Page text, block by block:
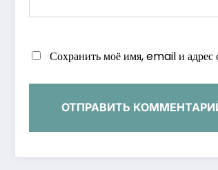
Сохранить моё имя, email и адрес